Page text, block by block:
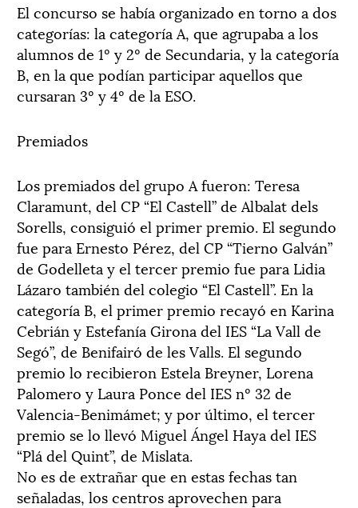
El concurso se había organizado en torno a dos
categorías: la categoría A, que agrupaba a los
alumnos de 1º y 2º de Secundaria, y la categoría
B, en la que podían participar aquellos que
cursaran 3º y 4º de la ESO.
Premiados
Los premiados del grupo A fueron: Teresa
Claramunt, del CP “El Castell” de Albalat dels
Sorells, consiguió el primer premio. El segundo
fue para Ernesto Pérez, del CP “Tierno Galván”
de Godelleta y el tercer premio fue para Lidia
Lázaro también del colegio “El Castell”. En la
categoría B, el primer premio recayó en Karina
Cebrián y Estefanía Girona del IES “La Vall de
Segó”, de Benifairó de les Valls. El segundo
premio lo recibieron Estela Breyner, Lorena
Palomero y Laura Ponce del IES nº 32 de
Valencia-Benimámet; y por último, el tercer
premio se lo llevó Miguel Ángel Haya del IES
“Plá del Quint”, de Mislata.
No es de extrañar que en estas fechas tan
señaladas, los centros aprovechen para